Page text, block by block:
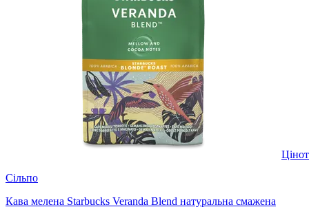
Сільпо
Кава мелена Starbucks Veranda Blend натуральна смажена